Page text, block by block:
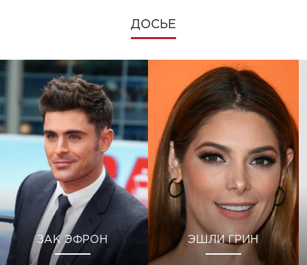
ДОСЬЕ
ЗАК ЭФРОН ЭШЛИ ГРИН